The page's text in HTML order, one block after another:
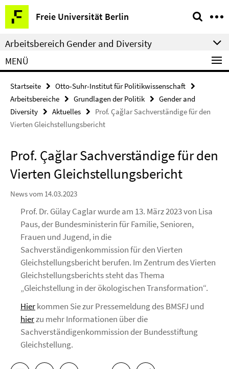
Springe
direkt
zu
Inhalt
Freie Universität Berlin
Service-
Navigation
Arbeitsbereich Gender and Diversity
MENÜ
Startseite
Otto-Suhr-Institut für Politikwissenschaft
Arbeitsbereiche
Grundlagen der Politik
Gender and
Diversity
Aktuelles
Prof. Çağlar Sachverständige für den
Vierten Gleichstellungsbericht
Prof. Çağlar Sachverständige für den
Vierten Gleichstellungsbericht
News vom 14.03.2023
Prof. Dr. Gülay Caglar wurde am 13. März 2023 von Lisa
Paus, der Bundesministerin für Familie, Senioren,
Frauen und Jugend, in die
Sachverständigenkommission für den Vierten
Gleichstellungsbericht berufen. Im Zentrum des Vierten
Gleichstellungsberichts steht das Thema
„Gleichstellung in der ökologischen Transformation“.
Hierkommen Sie zur Pressemeldung des BMSFJ und
hierzu mehr Informationen über die
Sachverständigenkommission der Bundesstiftung
Gleichstellung.